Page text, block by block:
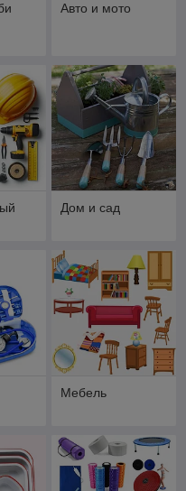
Авто и мото
Дом и сад
Мебель